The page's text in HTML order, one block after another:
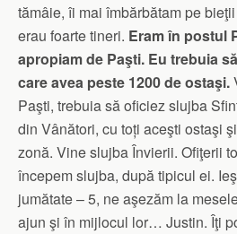
tămâie, îi mai îmbărbătam pe
erau foarte tineri. Eram în postul
apropiam de Paşti. Eu trebuia
care avea peste 1200 de ostaşi.
Paşti, trebuia să oficiez slujba
din Vânători, cu toți aceşti ostaşi
zonă. Vine slujba Învierii. Ofiţerii
începem slujba, după tipicul ei.
jumătate – 5, ne aşezăm la
ajun şi în mijlocul lor… Justin. Îţi